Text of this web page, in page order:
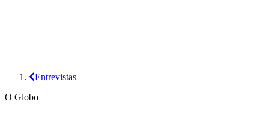
Entrevistas
O Globo